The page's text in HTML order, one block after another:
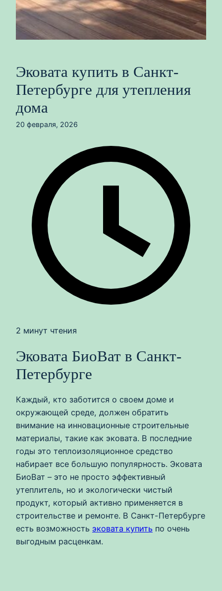
Эковата купить в Санкт-
Петербурге для утепления
дома
20 февраля, 2026
2 минут чтения
Эковата БиоВат в Санкт-
Петербурге
Каждый, кто заботится о своем доме и
окружающей среде, должен обратить
внимание на инновационные строительные
материалы, такие как эковата. В последние
годы это теплоизоляционное средство
набирает все большую популярность. Эковата
БиоВат – это не просто эффективный
утеплитель, но и экологически чистый
продукт, который активно применяется в
строительстве и ремонте. В Санкт-Петербурге
есть возможность эковата купить по очень
выгодным расценкам.